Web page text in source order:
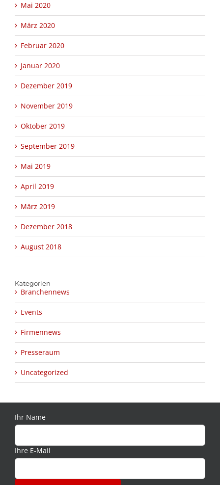
Mai 2020
März 2020
Februar 2020
Januar 2020
Dezember 2019
November 2019
Oktober 2019
September 2019
Mai 2019
April 2019
März 2019
Dezember 2018
August 2018
Kategorien
Branchennews
Events
Firmennews
Presseraum
Uncategorized
Ihr Name
Ihre E-Mail